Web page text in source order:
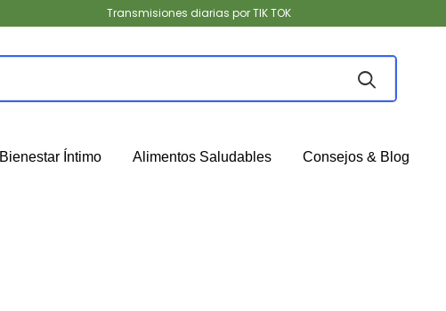
Transmisiones diarias por TIK TOK
Bienestar Íntimo Alimentos Saludables Consejos & Blog